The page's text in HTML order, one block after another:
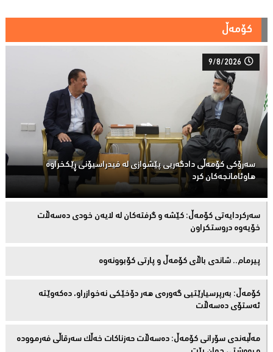
کۆمەڵ
9/8/2026
سەرۆكی كۆمەڵى دادگەریی پێشوازی لە فیدراسیۆنی ڕێكخراوە
هاوئامانجەكان کرد
سەركردایەتی كۆمەڵ: كێشە و گرفتەكان لە لایەن خودی دەسەڵات
خۆیەوە دروستكراون
پیرمام.. شاندی باڵای كۆمه‌ڵ و پارتی كۆبوونه‌وه‌
كۆمەڵ: بەرپرسیارێتیی گەورەی هەر دۆخێکی نەخوازراو، دەكەوێتە
ئەستۆی دەسەڵات
مەڵبەندى سۆرانى کۆمەڵ: دەسەڵات حەزناکات خەڵک سەرقاڵى فەرموودە